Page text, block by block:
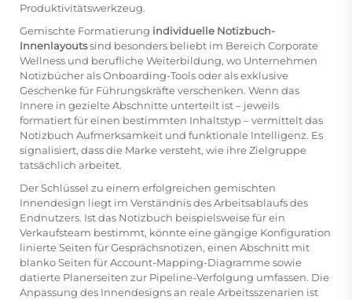
Produktivitätswerkzeug.
Gemischte Formatierung individuelle Notizbuch-
Innenlayoutssind besonders beliebt im Bereich Corporate
Wellness und berufliche Weiterbildung, wo Unternehmen
Notizbücher als Onboarding-Tools oder als exklusive
Geschenke für Führungskräfte verschenken. Wenn das
Innere in gezielte Abschnitte unterteilt ist – jeweils
formatiert für einen bestimmten Inhaltstyp – vermittelt das
Notizbuch Aufmerksamkeit und funktionale Intelligenz. Es
signalisiert, dass die Marke versteht, wie ihre Zielgruppe
tatsächlich arbeitet.
Der Schlüssel zu einem erfolgreichen gemischten
Innendesign liegt im Verständnis des Arbeitsablaufs des
Endnutzers. Ist das Notizbuch beispielsweise für ein
Verkaufsteam bestimmt, könnte eine gängige Konfiguration
linierte Seiten für Gesprächsnotizen, einen Abschnitt mit
blanko Seiten für Account-Mapping-Diagramme sowie
datierte Planerseiten zur Pipeline-Verfolgung umfassen. Die
Anpassung des Innendesigns an reale Arbeitsszenarien ist